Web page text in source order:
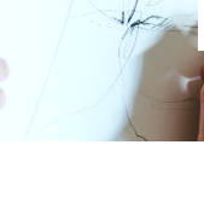
ブログ
アクセス